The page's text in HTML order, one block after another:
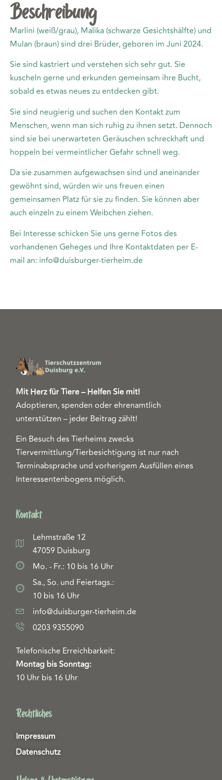
Beschreibung
Marlini (weiß/grau), Malika (schwarze Gesichtshälfte) und
Mulan (braun) sind drei Brüder, geboren im Juni 2024.
Sie sind kastriert und verstehen sich sehr gut. Sie
kuscheln gerne und erkunden gemeinsam ihre Bucht,
sobald es etwas neues zu entdecken gibt.
Sie sind neugierig und suchen den Kontakt zum
Menschen, wenn man sich ruhig zu ihnen setzt. Dennoch
sind sie bei unerwarteten Geräuschen schreckhaft und
hoppeln bei vermeintlicher Gefahr schnell weg.
Da sie zusammen aufgewachsen sind und aneinander
gewöhnt sind, würden wir uns freuen einen
gemeinsamen Platz für sie zu finden. Sie können aber
auch einzeln zu einem Weibchen ziehen.
Bei Interesse schicken Sie uns gerne Fotos des
vorhandenen Geheges und Ihre Kontaktdaten per E-
mail an: info@duisburger-tierheim.de
Mit Herz für Tiere – Helfen Sie mit!
Adoptieren, spenden oder ehrenamtlich
unterstützen – jeder Beitrag zählt!
Ein Besuch des Tierheims zwecks
Tiervermittlung/Tierbesichtigung ist nur nach
Terminabsprache und vorherigem Ausfüllen eines
Interessentenbogens möglich.
Kontakt
Lehmstraße 12
47059 Duisburg
Mo. - Fr.: 10 bis 16 Uhr
Sa., So. und Feiertags.:
10 bis 16 Uhr
info@duisburger-tierheim.de
0203 9355090
Telefonische Erreichbarkeit:
Montag bis Sonntag:
10 Uhr bis 16 Uhr
Rechtliches
Impressum
Datenschutz